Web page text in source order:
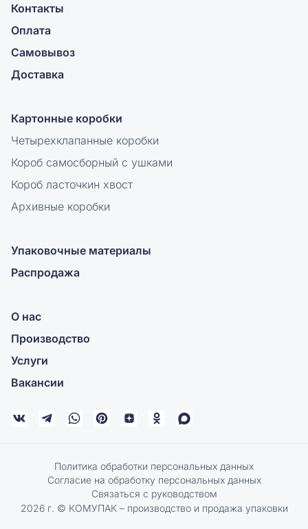
Контакты
Оплата
Самовывоз
Доставка
Картонные коробки
Четырехклапанные коробки
Короб самосборный с ушками
Короб ласточкин хвост
Архивные коробки
Упаковочные материалы
Распродажа
О нас
Производство
Услуги
Вакансии
Политика обработки персональных данных
Согласие на обработку персональных данных
Связаться с руководством
2026 г. © КОМУПАК – производство и продажа упаковки